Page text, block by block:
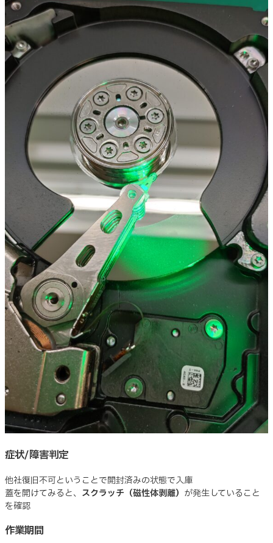
症状/障害判定
他社復旧不可ということで開封済みの状態で入庫
蓋を開けてみると、 スクラッチ（磁性体剥離） が発生していること
を確認
作業期間